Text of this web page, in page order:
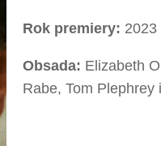
Rok premiery: 2023
Obsada: Elizabeth
Rabe, Tom Plephrey